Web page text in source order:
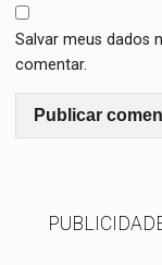
Salvar meus dados
comentar.